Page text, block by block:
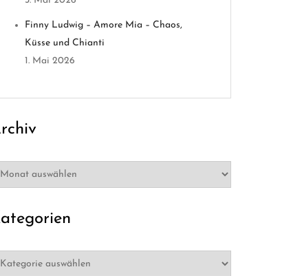
Finny Ludwig – Amore Mia – Chaos,
Küsse und Chianti
1. Mai 2026